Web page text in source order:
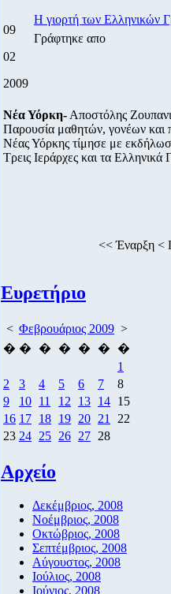
09
02
2009
Η γιορτή των Ελληνικών
Γράφτηκε απο
Νέα Υόρκη- Αποστόλης
Παρουσία μαθητών, γονέων
Νέας Υόρκης τίμησε με
Τρεις Ιεράρχες και τα Ελληνικά
<<Έναρξη <
Ευρετήριο
< Φεβρουάριος 2009 >
� � � � � �
�
1
2
3 4 5 6 7
8
9
10 11 12 13 14 15
16 17 18 19 20 21
22
23 24 25 26 27 28
Αρχείο
Δεκέμβριος, 2008
Νοέμβριος, 2008
Οκτώβριος, 2008
Σεπτέμβριος, 2008
Αύγουστος, 2008
Ιούλιος, 2008
Ιούνιος, 2008